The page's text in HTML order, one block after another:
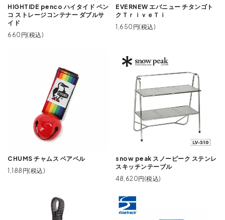
HIGHTIDE penco ハイタイド ペン
コ ストレージコンテナー ダブルサ
イド
660円(税込)
EVERNEW エバニュー チタンゴト
クＴｒｉｖｅＴｉ
1,650円(税込)
CHUMS チャムス ベアベル
1,188円(税込)
snow peak スノーピーク ステンレ
スキッチンテーブル
48,620円(税込)